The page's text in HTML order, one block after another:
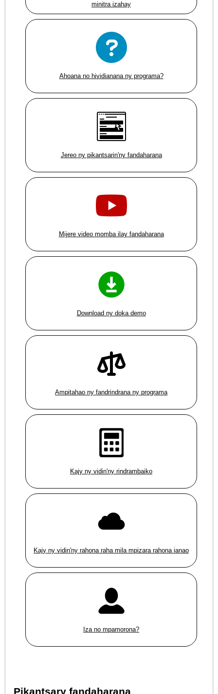
minitra izahay
Ahoana no hividianana ny programa?
Jereo ny pikantsarin'ny fandaharana
Mijere video momba ilay fandaharana
Download ny doka demo
Ampitahao ny fandrindrana ny programa
Kajy ny vidin'ny rindrambaiko
Kajy ny vidin'ny rahona raha mila mpizara rahona ianao
Iza no mpamorona?
Pikantsary fandaharana